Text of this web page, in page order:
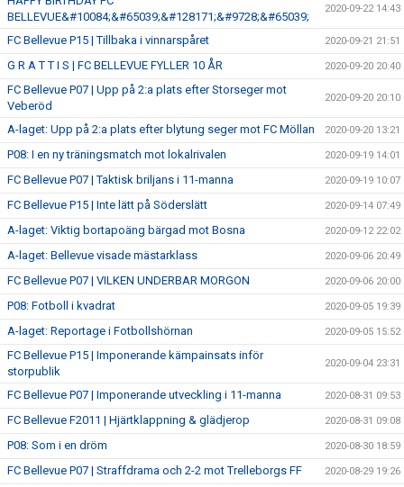
BELLEVUE&#10084;&#65039;&#128171;&#9728;&#65039;
2020-09-22 14:43
FC Bellevue P15 | Tillbaka i vinnarspåret 2020-09-21 21:51
G R A T T I S | FC BELLEVUE FYLLER 10 ÅR 2020-09-20 20:40
FC Bellevue P07 | Upp på 2:a plats efter Storseger mot
Veberöd
2020-09-20 20:10
A-laget: Upp på 2:a plats efter blytung seger mot FC Möllan 2020-09-20 13:21
P08: I en ny träningsmatch mot lokalrivalen 2020-09-19 14:01
FC Bellevue P07 | Taktisk briljans i 11-manna 2020-09-19 10:07
FC Bellevue P15 | Inte lätt på Söderslätt 2020-09-14 07:49
A-laget: Viktig bortapoäng bärgad mot Bosna 2020-09-12 22:02
A-laget: Bellevue visade mästarklass 2020-09-06 20:49
FC Bellevue P07 | VILKEN UNDERBAR MORGON 2020-09-06 20:00
P08: Fotboll i kvadrat 2020-09-05 19:39
A-laget: Reportage i Fotbollshörnan 2020-09-05 15:52
FC Bellevue P15 | Imponerande kämpainsats inför
storpublik
2020-09-04 23:31
FC Bellevue P07 | Imponerande utveckling i 11-manna 2020-08-31 09:53
FC Bellevue F2011 | Hjärtklappning & glädjerop 2020-08-31 09:08
P08: Som i en dröm 2020-08-30 18:59
FC Bellevue P07 | Straffdrama och 2-2 mot Trelleborgs FF 2020-08-29 19:26